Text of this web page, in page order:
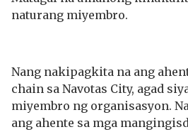
naturang miyembro.
Nang nakipagkita na ang
chain sa Navotas City, agad
miyembro ng organisasyon.
ang ahente sa mga